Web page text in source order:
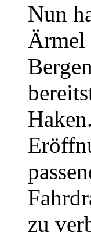
Nun
Ärmel
zu